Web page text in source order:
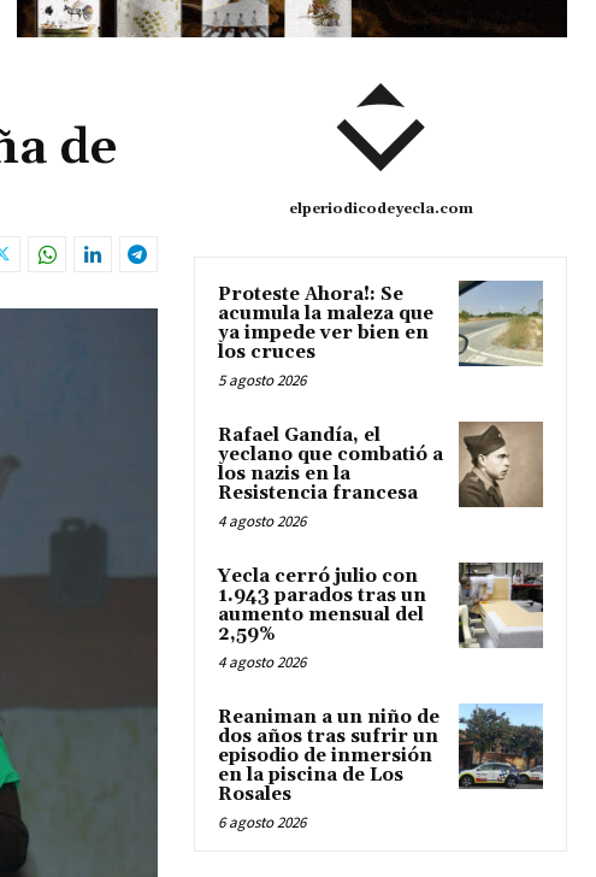
de
elperiodicodeyecla.com
Proteste Ahora!: Se
acumula la maleza que
ya impede ver bien en
los cruces
5 agosto 2026
Rafael Gandía, el
yeclano que combatió a
los nazis en la
Resistencia francesa
4 agosto 2026
Yecla cerró julio con
1.943 parados tras un
aumento mensual del
2,59%
4 agosto 2026
Reaniman a un niño de
dos años tras sufrir un
episodio de inmersión
en la piscina de Los
Rosales
6 agosto 2026